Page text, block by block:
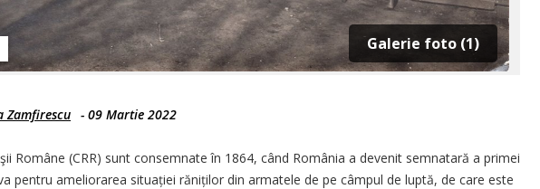
Galerie foto (1)
Zamfirescu - 09 Martie 2022
Române (CRR) sunt consemnate în 1864, când România a devenit semnatară a primei
pentru ameliorarea situației răniților din armatele de pe câmpul de luptă, de care este